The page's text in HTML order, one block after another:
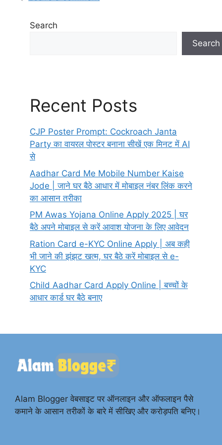
Search
Search
Recent Posts
CJP Poster Prompt: Cockroach Janta
Party का वायरल पोस्टर बनाना सीखें एक मिनट में AI
से
Aadhar Card Me Mobile Number Kaise
Jode | जाने घर बैठे आधार में मोबाइल नंबर लिंक करने
का आसान तरीका
PM Awas Yojana Online Apply 2025 | घर
बैठे अपने मोबाइल से करें आवाश योजना के लिए आवेदन
Ration Card e-KYC Online Apply | अब कही
भी जाने की झंझट खत्म, घर बैठे करें मोबाइल से e-
KYC
Child Aadhar Card Apply Online | बच्चों के
आधार कार्ड घर बैठे बनाए
Alam Blogger वेबसाइट पर ऑनलाइन और ऑफलाइन पैसे
कमाने के आसान तरीकों के बारे में सीखिए और करोड़पति बनिए।